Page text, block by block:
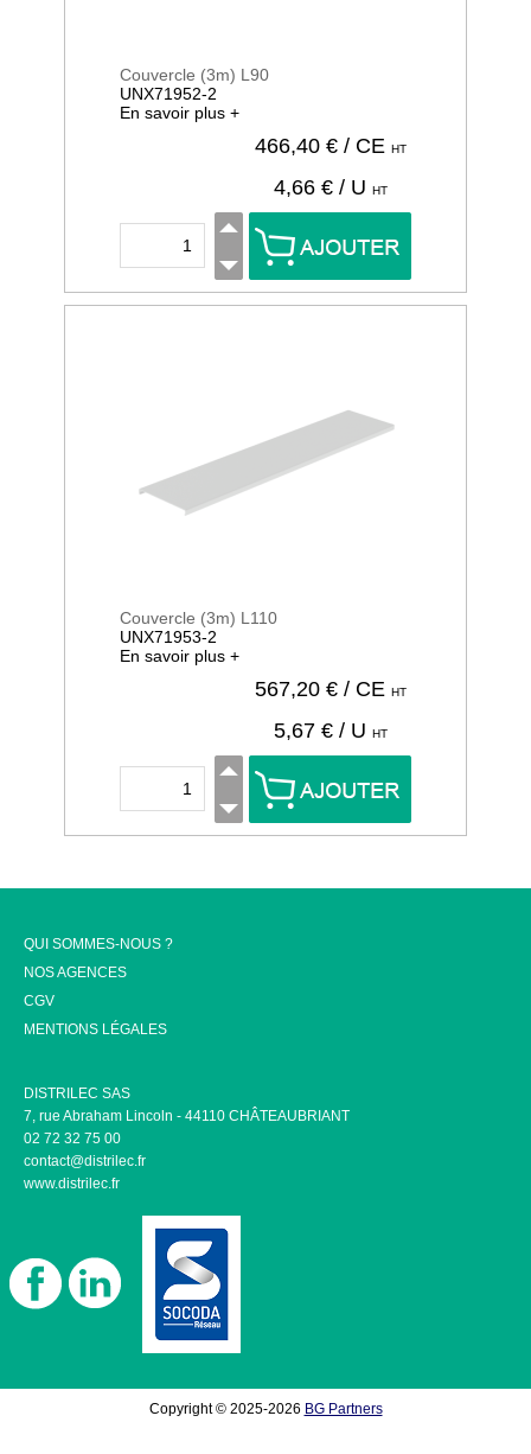
Couvercle (3m) L90
UNX71952-2
En savoir plus +
466,40 € / CE HT
4,66 € / U HT
Couvercle (3m) L110
UNX71953-2
En savoir plus +
567,20 € / CE HT
5,67 € / U HT
QUI SOMMES-NOUS ?
NOS AGENCES
CGV
MENTIONS LÉGALES
DISTRILEC SAS
7, rue Abraham Lincoln - 44110 CHÂTEAUBRIANT
02 72 32 75 00
contact@distrilec.fr
www.distrilec.fr
Copyright © 2025-2026 BG Partners